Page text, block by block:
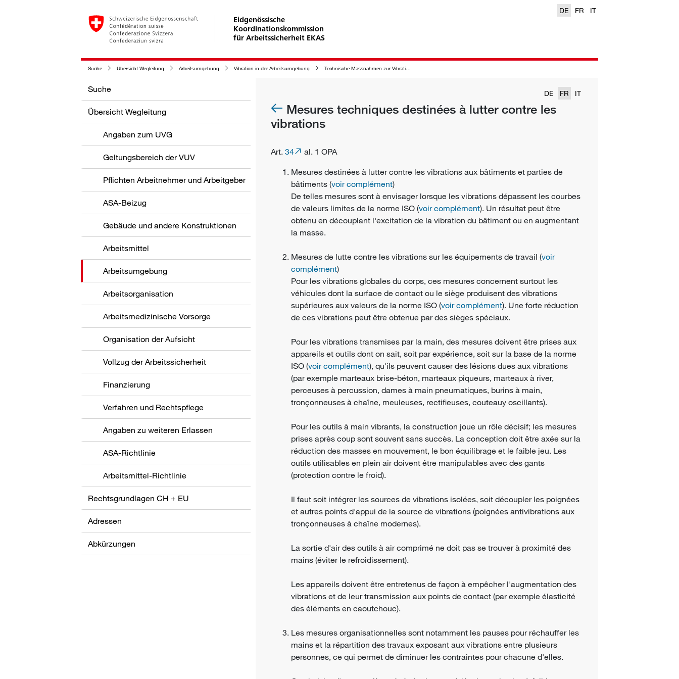
Eidgenössische
Koordinationskommission
für Arbeitssicherheit EKAS
DE FR IT
Suche Übersicht Wegleitung Arbeitsumgebung Vibration in der Arbeitsumgebung Technische Massnahmen zur Vibrationsbekämpfung
Suche
Übersicht Wegleitung
Angaben zum UVG
Geltungsbereich der VUV
Pflichten Arbeitnehmer und Arbeitgeber
ASA-Beizug
Gebäude und andere Konstruktionen
Arbeitsmittel
Arbeitsumgebung
Arbeitsorganisation
Arbeitsmedizinische Vorsorge
Organisation der Aufsicht
Vollzug der Arbeitssicherheit
Finanzierung
Verfahren und Rechtspflege
Angaben zu weiteren Erlassen
ASA-Richtlinie
Arbeitsmittel-Richtlinie
Rechtsgrundlagen CH + EU
Adressen
Abkürzungen
DE FR IT
Mesures techniques destinées à lutter contre les
vibrations
Art. 34
al. 1 OPA
Mesures destinées à lutter contre les vibrations aux bâtiments et parties de
bâtiments (voir complément)
De telles mesures sont à envisager lorsque les vibrations dépassent les courbes
de valeurs limites de la norme ISO (voir complément). Un résultat peut être
obtenu en découplant l'excitation de la vibration du bâtiment ou en augmentant
la masse.
Mesures de lutte contre les vibrations sur les équipements de travail (voir
complément)
Pour les vibrations globales du corps, ces mesures concernent surtout les
véhicules dont la surface de contact ou le siège produisent des vibrations
supérieures aux valeurs de la norme ISO (voir complément). Une forte réduction
de ces vibrations peut être obtenue par des sièges spéciaux.
Pour les vibrations transmises par la main, des mesures doivent être prises aux
appareils et outils dont on sait, soit par expérience, soit sur la base de la norme
ISO (voir complément), qu'ils peuvent causer des lésions dues aux vibrations
(par exemple marteaux brise-béton, marteaux piqueurs, marteaux à river,
perceuses à percussion, dames à main pneumatiques, burins à main,
tronçonneuses à chaîne, meuleuses, rectifieuses, couteauy oscillants).
Pour les outils à main vibrants, la construction joue un rôle décisif; les mesures
prises après coup sont souvent sans succès. La conception doit être axée sur la
réduction des masses en mouvement, le bon équilibrage et le faible jeu. Les
outils utilisables en plein air doivent être manipulables avec des gants
(protection contre le froid).
Il faut soit intégrer les sources de vibrations isolées, soit découpler les poignées
et autres points d'appui de la source de vibrations (poignées antivibrations aux
tronçonneuses à chaîne modernes).
La sortie d'air des outils à air comprimé ne doit pas se trouver à proximité des
mains (éviter le refroidissement).
Les appareils doivent être entretenus de façon à empêcher l'augmentation des
vibrations et de leur transmission aux points de contact (par exemple élasticité
des éléments en caoutchouc).
Les mesures organisationnelles sont notamment les pauses pour réchauffer les
mains et la répartition des travaux exposant aux vibrations entre plusieurs
personnes, ce qui permet de diminuer les contraintes pour chacune d'elles.